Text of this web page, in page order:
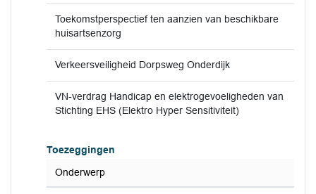
Toekomstperspectief ten aanzien van beschikbare
huisartsenzorg
Verkeersveiligheid Dorpsweg Onderdijk
VN-verdrag Handicap en elektrogevoeligheden van
Stichting EHS (Elektro Hyper Sensitiviteit)
Toezeggingen
Onderwerp